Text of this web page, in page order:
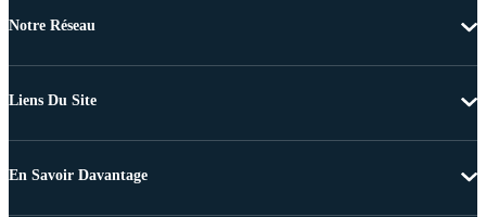
Notre Réseau
Liens Du Site
En Savoir Davantage